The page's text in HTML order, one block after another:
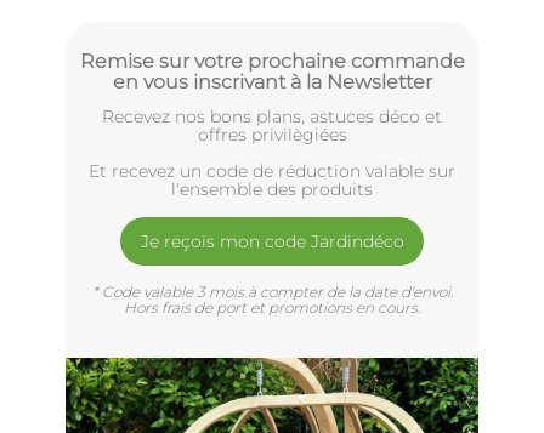
Remise sur votre prochaine commande
en vous inscrivant à la Newsletter
Recevez nos bons plans, astuces déco et
offres privilègiées
Et recevez un code de réduction valable sur
l'ensemble des produits
Je reçois mon code Jardindéco
* Code valable 3 mois à compter de la date d'envoi.
Hors frais de port et promotions en cours.